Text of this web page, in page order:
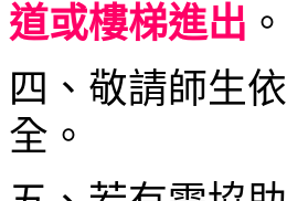
道或樓梯進出 。
四、敬請師生
全。